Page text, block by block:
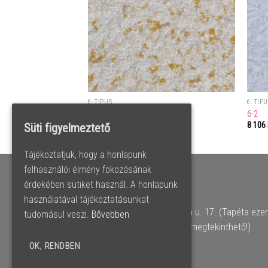
6. TÍPUS
8 106Ft
6.
6-2
8 106
LA GAMO 2008 KFT.
1185 Budapest, Nagybánya u. 17. (Tapéta
címen nem átvehető, nem megtekinthető!)
Süti figyelmeztető
Tájékoztatjuk, hogy a honlapunk
felhasználói élmény fokozásának
érdekében sütiket használ. A honlapunk
használatával tájékoztatásunkat
tudomásul veszi. Bővebben
OK, RENDBEN